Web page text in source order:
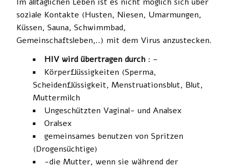
soziale Kontakte (Husten, Niesen, Umarmungen,
Küssen, Sauna, Schwimmbad,
Gemeinschaftsleben,..) mit dem Virus anzustecken.
HIV wird übertragen durch : –
Körperflüssigkeiten (Sperma,
Scheidenflüssigkeit, Menstruationsblut, Blut,
Muttermilch
Ungeschützten Vaginal- und Analsex
Oralsex
gemeinsames benutzen von Spritzen
(Drogensüchtige)
-die Mutter, wenn sie während der